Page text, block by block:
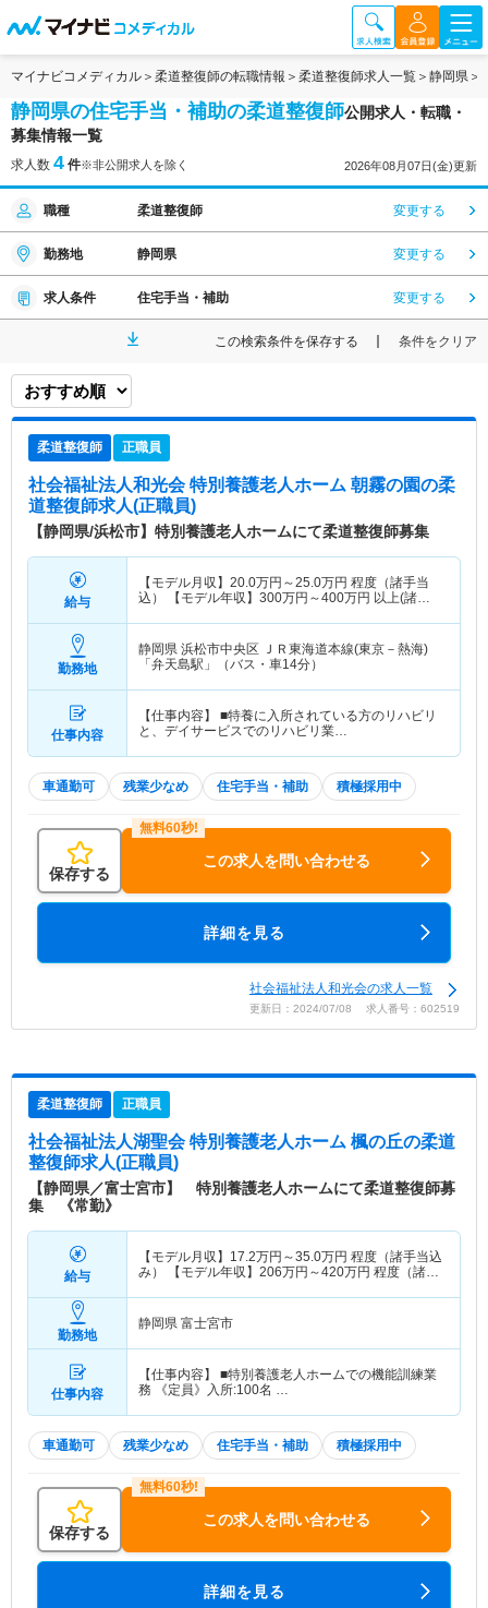
マイナビコメディカル 柔道整復師の転職情報 柔道整復師求人一覧 静岡県
静岡県の住宅手当・補助の柔道整復師公開求人・転職・
募集情報一覧
求人数 4 件※非公開求人を除く 2026年08月07日(金)更新
職種 柔道整復師 変更する
勤務地 静岡県 変更する
求人条件 住宅手当・補助 変更する
この検索条件を保存する 条件をクリア
柔道整復師 正職員
社会福祉法人和光会 特別養護老人ホーム 朝霧の園の柔
道整復師求人(正職員)
【静岡県/浜松市】特別養護老人ホームにて柔道整復師募集
給与
【モデル月収】 20.0万円～25.0万円 程度（諸手当
込） 【モデル年収】 300万円～400万円 以上(諸手
勤務地
静岡県 浜松市中央区 ＪＲ東海道本線(東京－熱海)
「弁天島駅」（バス・車14分）
仕事内容
【仕事内容】 ■特養に入所されている方のリハビリ
と、デイサービスでのリハビリ業…
車通勤可 残業少なめ 住宅手当・補助 積極採用中
保存する
この求人を問い合わせる
詳細を見る
社会福祉法人和光会の求人一覧
更新日：2024/07/08 求人番号：602519
柔道整復師 正職員
社会福祉法人湖聖会 特別養護老人ホーム 楓の丘の柔道
整復師求人(正職員)
【静岡県／富士宮市】 特別養護老人ホームにて柔道整復師募
集 《常勤》
給与
【モデル月収】 17.2万円～35.0万円 程度（諸手当込
み） 【モデル年収】 206万円～420万円 程度（諸手
勤務地
静岡県 富士宮市
仕事内容
【仕事内容】 ■特別養護老人ホームでの機能訓練業
務 《定員》入所:100名 …
車通勤可 残業少なめ 住宅手当・補助 積極採用中
保存する
この求人を問い合わせる
詳細を見る